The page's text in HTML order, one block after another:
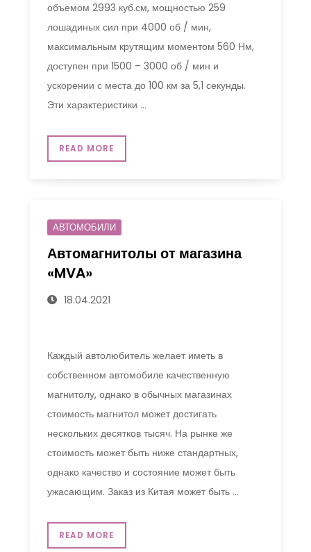
объемом 2993 куб.см, мощностью 259
лошадиных сил при 4000 об / мин,
максимальным крутящим моментом 560 Нм,
доступен при 1500 – 3000 об / мин и
ускорении с места до 100 км за 5,1 секунды.
Эти характеристики …
READ MORE
АВТОМОБИЛИ
Автомагнитолы от магазина
«MVA»
18.04.2021
Каждый автолюбитель желает иметь в
собственном автомобиле качественную
магнитолу, однако в обычных магазинах
стоимость магнитол может достигать
нескольких десятков тысяч. На рынке же
стоимость может быть ниже стандартных,
однако качество и состояние может быть
ужасающим. Заказ из Китая может быть …
READ MORE